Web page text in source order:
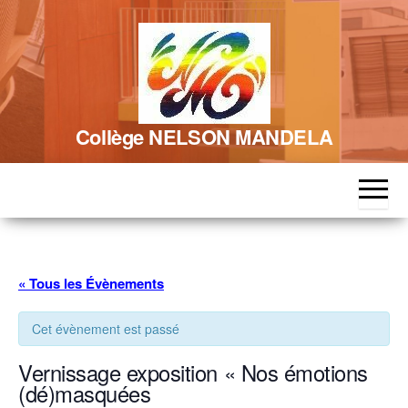
Skip
to
content
Collège NELSON MANDELA
« Tous les Évènements
Cet évènement est passé
Vernissage exposition « Nos émotions
(dé)masquées